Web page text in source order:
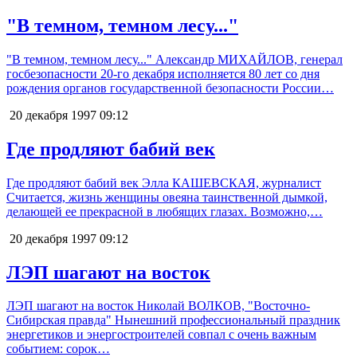
"В темном, темном лесу..."
"В темном, темном лесу..." Александр МИХАЙЛОВ, генерал
госбезопасности 20-го декабря исполняется 80 лет со дня
рождения органов государственной безопасности России…
20 декабря 1997 09:12
Где продляют бабий век
Где продляют бабий век Элла КАШЕВСКАЯ, журналист
Считается, жизнь женщины овеяна таинственной дымкой,
делающей ее прекрасной в любящих глазах. Возможно,…
20 декабря 1997 09:12
ЛЭП шагают на восток
ЛЭП шагают на восток Николай ВОЛКОВ, "Восточно-
Сибирская правда" Нынешний профессиональный праздник
энергетиков и энергостроителей совпал с очень важным
событием: сорок…